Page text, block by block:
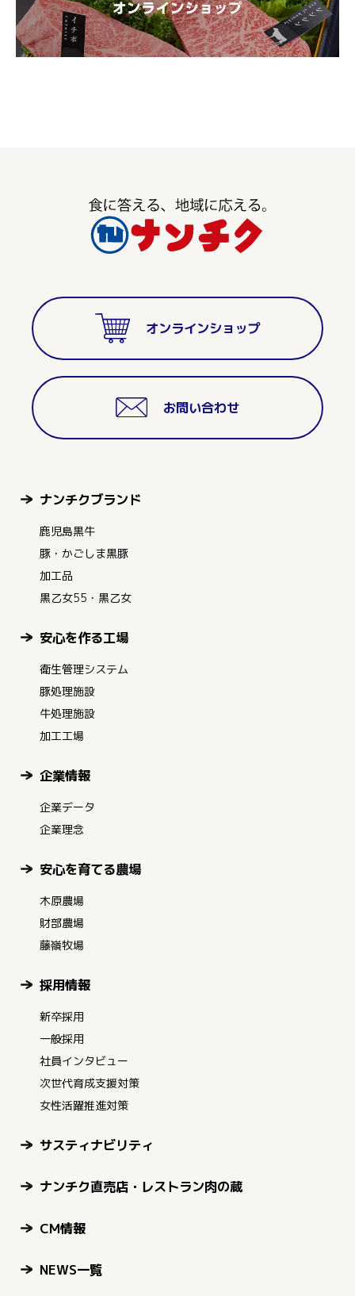
オンラインショップ
お問い合わせ
ナンチクブランド
鹿児島黒牛
豚・かごしま黒豚
加工品
黒乙女55・黒乙女
安心を作る工場
衛生管理システム
豚処理施設
牛処理施設
加工工場
企業情報
企業データ
企業理念
安心を育てる農場
木原農場
財部農場
藤嶺牧場
採用情報
新卒採用
一般採用
社員インタビュー
次世代育成支援対策
女性活躍推進対策
サスティナビリティ
ナンチク直売店・レストラン肉の蔵
CM情報
NEWS一覧